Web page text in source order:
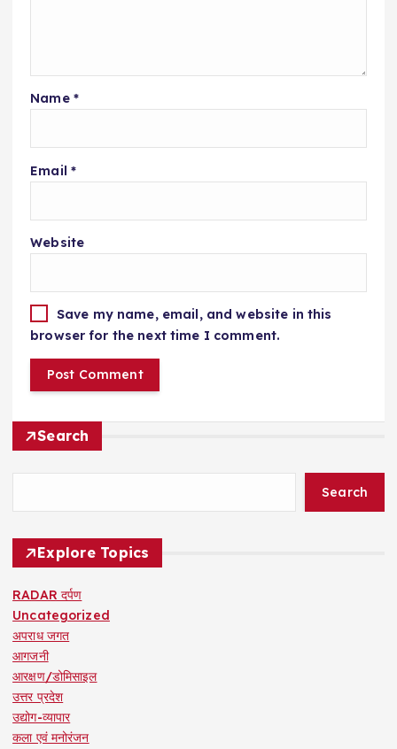
Name *
Email *
Website
Save my name, email, and website in this
browser for the next time I comment.
Search
Search
Explore Topics
RADAR दर्पण
Uncategorized
अपराध जगत
आगजनी
आरक्षण/डोमिसाइल
उत्तर प्रदेश
उद्योग-व्यापार
कला एवं मनोरंजन